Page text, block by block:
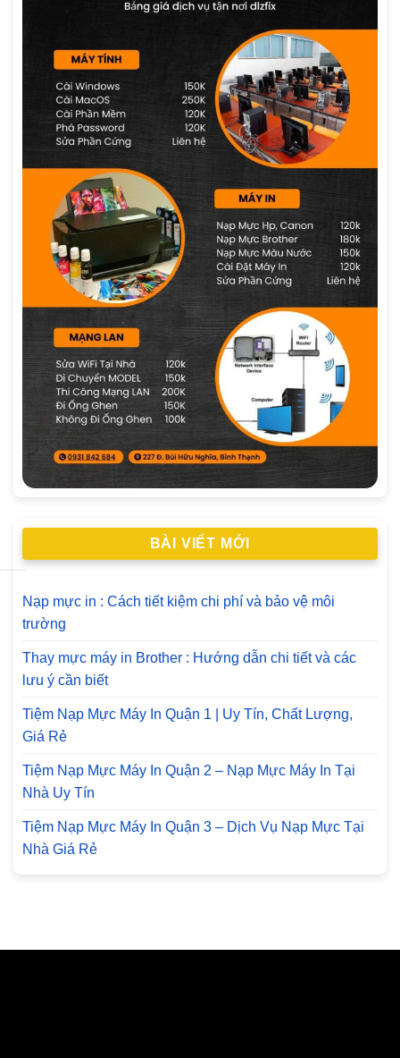
BÀI VIẾT MỚI
Nạp mực in : Cách tiết kiệm chi phí và bảo vệ môi
trường
Thay mực máy in Brother : Hướng dẫn chi tiết và các
lưu ý cần biết
Tiệm Nạp Mực Máy In Quận 1 | Uy Tín, Chất Lượng,
Giá Rẻ
Tiệm Nạp Mực Máy In Quận 2 – Nạp Mực Máy In Tại
Nhà Uy Tín
Tiệm Nạp Mực Máy In Quận 3 – Dịch Vụ Nạp Mực Tại
Nhà Giá Rẻ